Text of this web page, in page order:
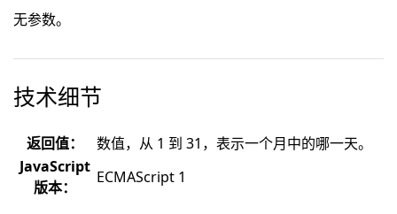
无参数。
技术细节
返回值：
数值，从 1 到 31，表示一个月中的哪一天。
JavaScript
版本：
ECMAScript 1